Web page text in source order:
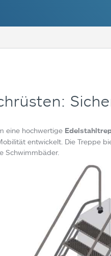
eine hochwertige
entwickelt. Die Treppe
Schwimmbäder.